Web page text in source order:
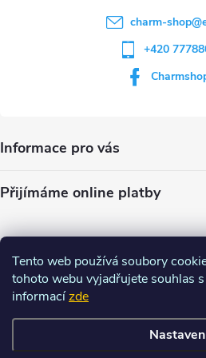
Tento web používá soubory
tohoto webu vyjadřujete souhlas
informacízde
charm-shop@
+420
Informace pro vás
Přijímáme online platby